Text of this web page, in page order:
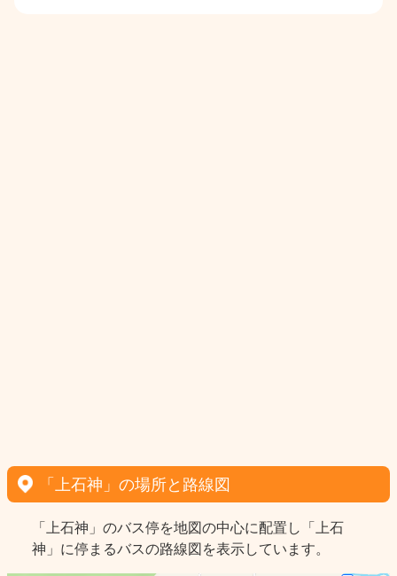
「上石神」の場所と路線図
「上石神」のバス停を地図の中心に配置し「上石
神」に停まるバスの路線図を表示しています。